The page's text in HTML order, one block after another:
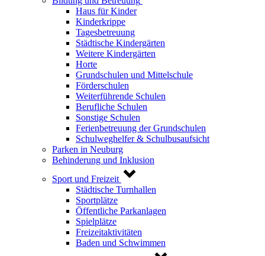
Haus für Kinder
Kinderkrippe
Tagesbetreuung
Städtische Kindergärten
Weitere Kindergärten
Horte
Grundschulen und Mittelschule
Förderschulen
Weiterführende Schulen
Berufliche Schulen
Sonstige Schulen
Ferienbetreuung der Grundschulen
Schulweghelfer & Schulbusaufsicht
Parken in Neuburg
Behinderung und Inklusion
Sport und Freizeit
Städtische Turnhallen
Sportplätze
Öffentliche Parkanlagen
Spielplätze
Freizeitaktivitäten
Baden und Schwimmen